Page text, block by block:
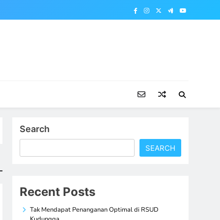
Search
SEARCH
Recent Posts
Tak Mendapat Penanganan Optimal di RSUD